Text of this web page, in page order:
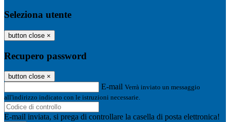
Seleziona utente
button close ×
Recupero password
button close ×
E-mail Verrà inviato un messaggio
all'indirizzo indicato con le istruzioni necessarie.
E-mail inviata, si prega di controllare la casella di posta elettronica!